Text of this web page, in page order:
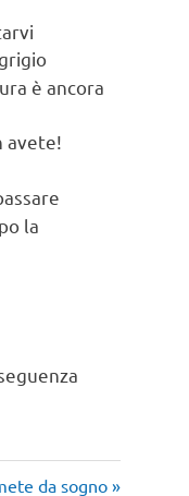
è ancora
avete!
la
da sogno